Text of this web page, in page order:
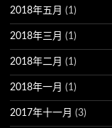
2018年五月 (1)
2018年三月 (1)
2018年二月 (1)
2018年一月 (1)
2017年十一月 (3)